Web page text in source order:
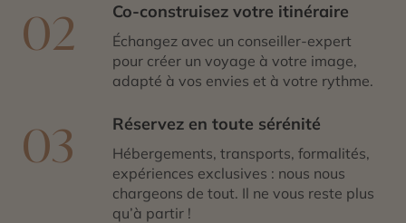
02 Co-construisez votre itinéraire
Échangez avec un conseiller-expert
pour créer un voyage à votre image,
adapté à vos envies et à votre rythme.
03 Réservez en toute sérénité
Hébergements, transports, formalités,
expériences exclusives : nous nous
chargeons de tout. Il ne vous reste plus
qu’à partir !